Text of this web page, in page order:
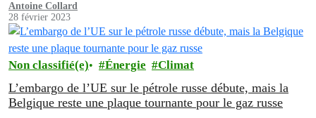
Antoine Collard
28 février 2023
Non classifié(e) Énergie Climat
L’embargo de l’UE sur le pétrole russe débute, mais la
Belgique reste une plaque tournante pour le gaz russe